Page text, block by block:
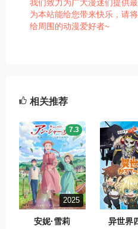
我们致力为广大漫迷们提供
为本站能给您带来快乐，请将
给周围的动漫爱好者~
相关推荐
2025
安妮·雪莉
7.3
异世界